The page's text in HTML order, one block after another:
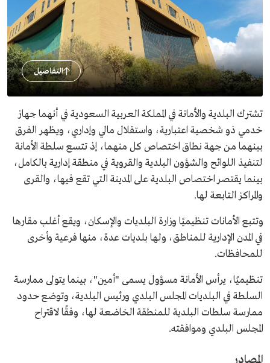
التفاصيل
تشترك البلدية والأمانة في المملكة العربية السعودية في أنهما جهاز
خدمي ذو شخصية اعتبارية، واستقلال مالي وإداري، ويظهر الفرق
بينهما من جهة نطاق اختصاص كل منهما، إذ تتسع سلطة الأمانة
لتنفيذ اللوائح والشؤون البلدية والقروية في منطقة إدارية بالكامل،
بينما يقتصر اختصاص البلدية على المدينة التي تقع فيها، والقرى
والمراكز التابعة لها.
وتتبع الأمانات تنظيميًا وزارة البلديات والإسكان، ويقع أغلب مقارها
في المدن الإدارية للمناطق، ولها بلديات عدة، منها فرعية وأخرى
للمحافظات.
تنظيميًا، يرأس الأمانة مسؤول يسمى "أمين"، بينما يتولى ممارسة
السلطة في البلديات المجلس البلدي ورئيس البلدية، وتوضع حدود
ممارسة سلطات البلدية للمنطقة الخاضعة لها، وفقًا لاقتراح
المجلس البلدي وموافقته.
المصادر